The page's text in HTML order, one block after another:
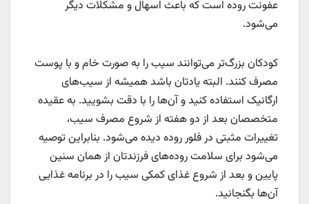
عفونت روده است که باعث اسهال و مشکلات دیگر
می‌شود.
کودکان بزرگ‌تر می‌توانند سیب را به صورت خام و با پوست
مصرف کنند. البته یادتان باشد همیشه از سیب‌های
ارگانیک استفاده کنید و آن‌ها را با دقت بشویید. به عقیده
متخصصان بعد از دو هفته از شروع مصرف سیب،
تغییرات مثبتی در فلور روده دیده می‌شود. بنابراین توصیه
می‌شود برای سلامت روده‌های فرزندتان از همان سنین
پایین و بعد از شروع غذای کمکی سیب را در برنامه غذایی
آن‌ها بگنجانید.